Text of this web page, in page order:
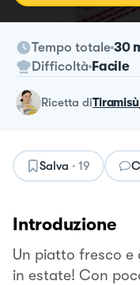
Tempo totale 30
Difficoltà Facile
ricetta di
Salva · 19
Introduzione
Un piatto fresco e
in estate! Con